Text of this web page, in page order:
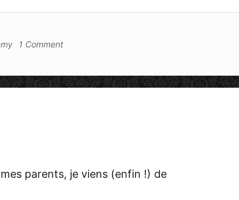
1 Comment
parents, je viens (enfin !) de